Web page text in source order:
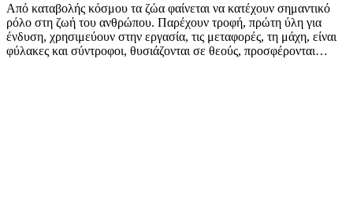
Από καταβολής κόσμου τα ζώα φαίνεται να κατέχουν σημαντικό
ρόλο στη ζωή του ανθρώπου. Παρέχουν τροφή, πρώτη ύλη για
ένδυση, χρησιμεύουν στην εργασία, τις μεταφορές, τη μάχη, είναι
φύλακες και σύντροφοι, θυσιάζονται σε θεούς, προσφέρονται…